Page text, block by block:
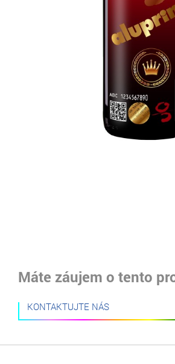
Máte záujem o tento
KONTAKTUJTE NÁS